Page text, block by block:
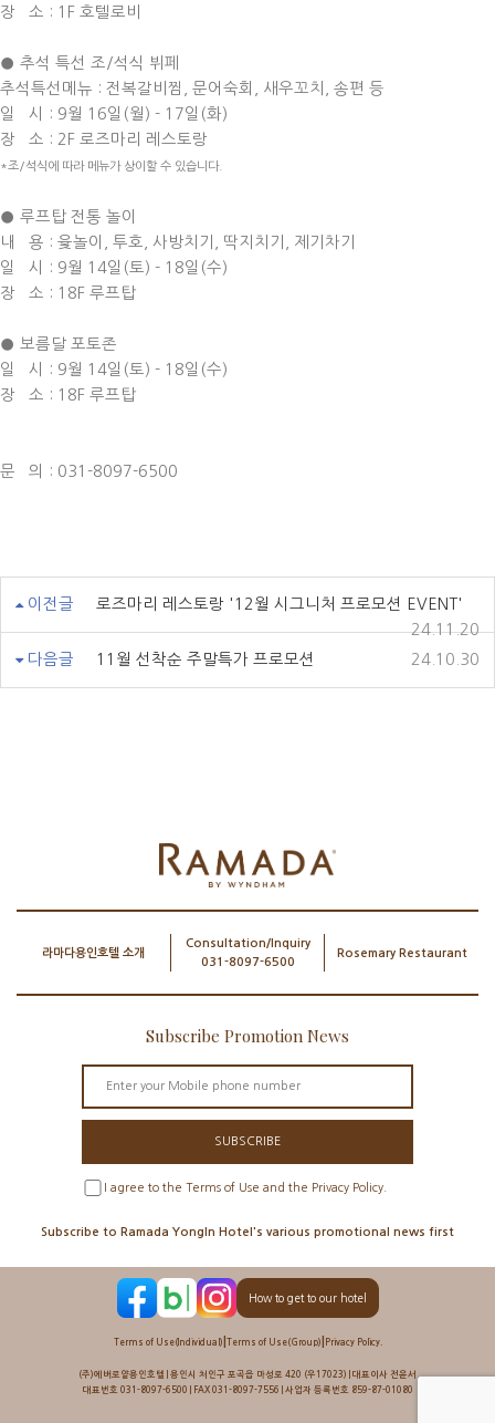
장 소 : 1F 호텔로비
● 추석 특선 조/석식 뷔페
추석특선메뉴 : 전복갈비찜, 문어숙회, 새우꼬치, 송편 등
일 시 : 9월 16일(월) - 17일(화)
장 소 : 2F 로즈마리 레스토랑
*조/석식에 따라 메뉴가 상이할 수 있습니다.
● 루프탑 전통 놀이
내 용 : 윷놀이, 투호, 사방치기, 딱지치기, 제기차기
일 시 : 9월 14일(토) - 18일(수)
장 소 : 18F 루프탑
● 보름달 포토존
일 시 : 9월 14일(토) - 18일(수)
장 소 : 18F 루프탑
문 의 : 031-8097-6500
이전글
로즈마리 레스토랑 '12월 시그니처 프로모션 EVENT'
24.11.20
다음글
11월 선착순 주말특가 프로모션 24.10.30
라마다용인호텔 소개
Consultation/Inquiry
031-8097-6500
Rosemary Restaurant
Subscribe Promotion News
SUBSCRIBE
I agree to the Terms of Use and the Privacy Policy.
Subscribe to Ramada YongIn Hotel's various promotional news first
How to get to our hotel
Terms of Use(Individual) Terms of Use(Group) Privacy Policy.
(주)에버로얄용인호텔 | 용인시 처인구 포곡읍 마성로 420 (우17023) | 대표이사 전윤서
대표번호 031-8097-6500 | FAX 031-8097-7556 | 사업자 등록번호 859-87-01080